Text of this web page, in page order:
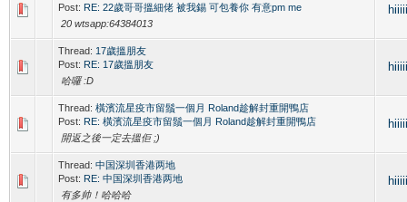
Post: RE: 22歲哥哥搵細佬 被我錫 可包養你 有意pm me
20 wtsapp:64384013
hiiiii
Thread: 17歲搵朋友
Post: RE: 17歲搵朋友
哈囉 :D
hiiiii
Thread: 橫濱流星疫市留鬚一個月 Roland趁解封重開鴨店
Post: RE: 橫濱流星疫市留鬚一個月 Roland趁解封重開鴨店
開返之後一定去搵佢 ;)
hiiiii
Thread: 中国深圳香港两地
Post: RE: 中国深圳香港两地
有多帅！哈哈哈
hiiiii